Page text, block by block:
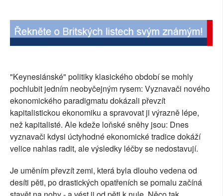
"Keynesiánské" politiky klasického období se mohly
pochlubit jedním neobyčejným rysem: Vyznavači nového
ekonomického paradigmatu dokázali převzít
kapitalistickou ekonomiku a spravovat ji výrazně lépe,
než kapitalisté. Ale kdeže loňské sněhy jsou: Dnes
vyznavači kdysi úctyhodné ekonomické tradice dokáží
velice nahlas radit, ale výsledky léčby se nedostavují.
Je uměním převzít zemi, která byla dlouho vedena od
desíti pěti, po drastických opatřeních se pomalu začíná